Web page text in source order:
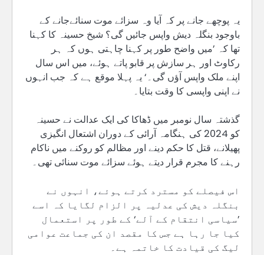
یہ پوچھے جانے پر کہ آیا وہ سزائے موت سنائےجانے کے
باوجود بنگلہ دیش واپس جائیں گی؟ شیخ حسینہ کا کہنا
تھا کہ ’میں واضح طور پر کہنا چاہتی ہوں کہ ہر
رکاوٹ اور ہر سازش پر قابو پاتے ہوئے، میں اس سال
اپنے ملک واپس آؤں گی۔‘ یہ پہلا موقع ہے کہ جب انہوں
نے اپنی واپسی کا وقت بتایا۔
گذشتہ سال نومبر میں ڈھاکا کی ایک عدالت نے حسینہ
کو 2024 کی ہنگامہ آرائی کے دوران اشتعال انگیزی
پھیلانے، قتل کا حکم دینے اور مظالم کو روکنے میں ناکام
رہنے کا مجرم قرار دیتے ہوئے سزائے موت سنائی تھی۔
اس فیصلے کو مسترد کرتے ہوئے، انہوں نے
بنگلہ دیش کی عدلیہ پر الزام لگایا کہ اسے
’سیاسی انتقام کے آلے‘ کے طور پر استعمال
کیا جا رہا ہے جس کا مقصد ان کی جماعت عوامی
لیگ کی قیادت کا خاتمہ ہے۔